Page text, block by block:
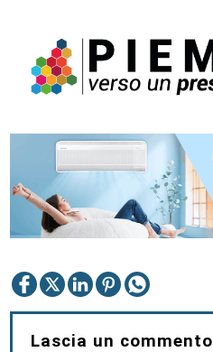
Lascia un commento